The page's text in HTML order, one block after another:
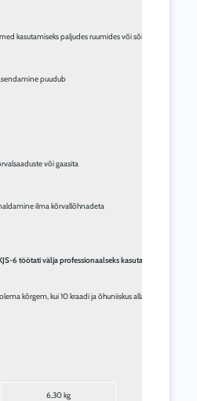
kasutamiseks paljudes ruumides või sõidukites
puudub
või gaasita
ilma kõrvallõhnadeta
6 töötati välja professionaalseks kasutamiseks.
kõrgem, kui 10 kraadi ja õhuniiskus alla 75%.
6,30 kg